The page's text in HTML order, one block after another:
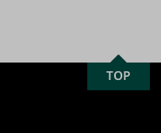
SCROLL
TO
TOP